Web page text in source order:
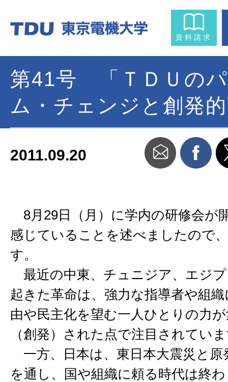
資料請求
第41号 「ＴＤＵの
ム・チェンジと創発
2011.09.20
8月29日（月）に学内の研修会が
感じていることを述べましたので
す。
最近の中東、チュニジア、エジ
起きた革命は、強力な指導者や組
由や民主化を望む一人ひとりの力
（創発）された点で注目されてい
一方、日本は、東日本大震災と原
を通し、国や組織に頼る時代は終